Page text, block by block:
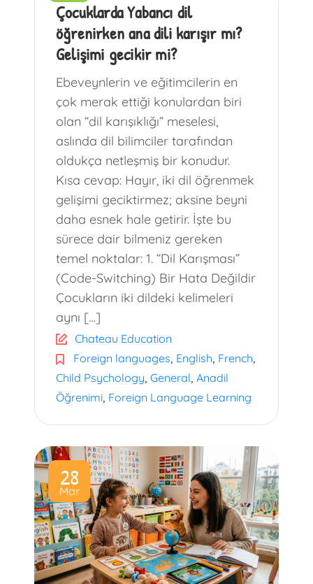
Çocuklarda Yabancı dil
öğrenirken ana dili karışır mı?
Gelişimi gecikir mi?
Ebeveynlerin ve eğitimcilerin en
çok merak ettiği konulardan biri
olan “dil karışıklığı” meselesi,
aslında dil bilimciler tarafından
oldukça netleşmiş bir konudur.
Kısa cevap: Hayır, iki dil öğrenmek
gelişimi geciktirmez; aksine beyni
daha esnek hale getirir. İşte bu
sürece dair bilmeniz gereken
temel noktalar: 1. “Dil Karışması”
(Code-Switching) Bir Hata Değildir
Çocukların iki dildeki kelimeleri
aynı […]
Chateau Education
Foreign languages, English, French,
Child Psychology, General, Anadil
Öğrenimi, Foreign Language Learning
28
Mar